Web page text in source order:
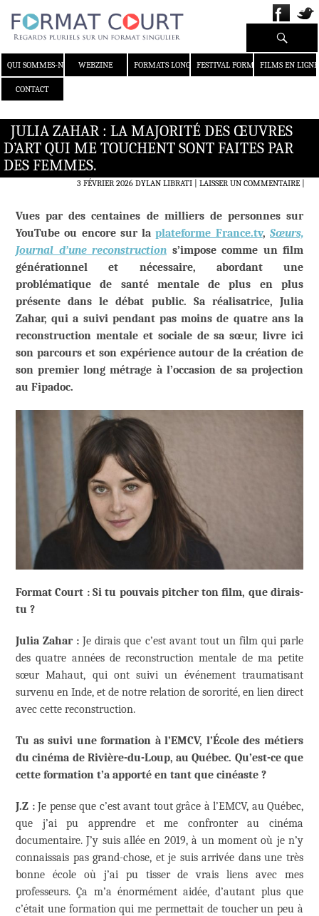
QUI SOMMES-NOUS ?WEBZINE FORMATS LONGS FESTIVAL FORMAT COURT
FILMS EN LIGNE
CONTACT
Recherche
JULIA ZAHAR : LA MAJORITÉ DES ŒUVRES
D’ART QUI ME TOUCHENT SONT FAITES PAR
DES FEMMES.
3 FÉVRIER 2026 DYLAN LIBRATI LAISSER UN COMMENTAIRE|
Vues par des centaines de milliers de personnes sur
YouTube ou encore sur laplateforme France.tv,Sœurs,
Journal d’une reconstruction s’impose comme un film
générationnel et nécessaire, abordant une
problématique de santé mentale de plus en plus
présente dans le débat public. Sa réalisatrice, Julia
Zahar, qui a suivi pendant pas moins de quatre ans la
reconstruction mentale et sociale de sa sœur, livre ici
son parcours et son expérience autour de la création de
son premier long métrage à l’occasion de sa projection
au Fipadoc.
Format Court : Si tu pouvais pitcher ton film, que dirais-
tu ?
Julia Zahar : Je dirais que c’est avant tout un film qui parle
des quatre années de reconstruction mentale de ma petite
sœur Mahaut, qui ont suivi un événement traumatisant
survenu en Inde, et de notre relation de sororité, en lien direct
avec cette reconstruction.
Tu as suivi une formation à l’EMCV, l’École des métiers
du cinéma de Rivière-du-Loup, au Québec. Qu’est-ce que
cette formation t’a apporté en tant que cinéaste ?
J.Z :Je pense que c’est avant tout grâce à l’EMCV, au Québec,
que j’ai pu apprendre et me confronter au cinéma
documentaire. J’y suis allée en 2019, à un moment où je n’y
connaissais pas grand-chose, et je suis arrivée dans une très
bonne école où j’ai pu tisser de vrais liens avec mes
professeurs. Ça m’a énormément aidée, d’autant plus que
c’était une formation qui me permettait de toucher un peu à